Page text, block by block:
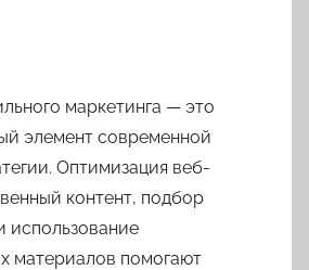
маркетинга — это
элемент современной
Оптимизация веб-
контент, подбор
использование
материалов помогают